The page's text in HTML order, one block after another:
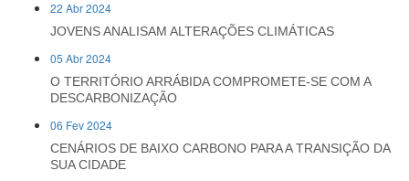
22 Abr 2024
JOVENS ANALISAM ALTERAÇÕES CLIMÁTICAS
05 Abr 2024
O TERRITÓRIO ARRÁBIDA COMPROMETE-SE COM A
DESCARBONIZAÇÃO
06 Fev 2024
CENÁRIOS DE BAIXO CARBONO PARA A TRANSIÇÃO DA
SUA CIDADE